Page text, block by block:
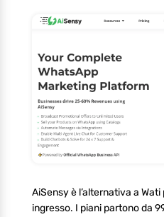
AiSensy è l’alternativa a
ingresso. I piani partono da